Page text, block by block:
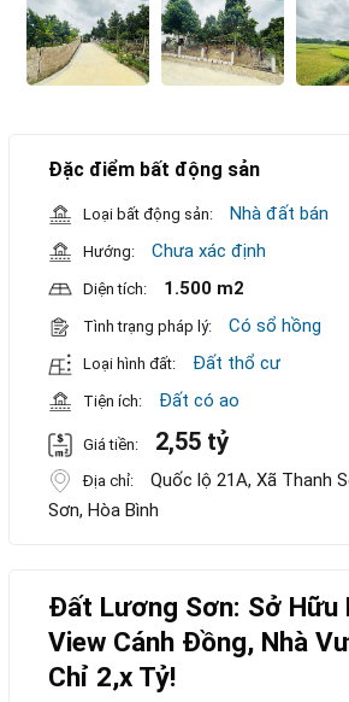
Đặc điểm bất động sản
Loại bất động sản: Nhà đất bán
Hướng: Chưa xác định
Diện tích: 1.500 m2
Tình trạng pháp lý: Có sổ hồng
Loại hình đất: Đất thổ cư
Tiện ích: Đất có ao
Giá tiền: 2,55 tỷ
Địa chỉ:
Quốc lộ 21A, Xã Thanh
Sơn, Hòa Bình
Đất Lương Sơn: Sở Hữu
View Cánh Đồng, Nhà
Chỉ 2,x Tỷ!